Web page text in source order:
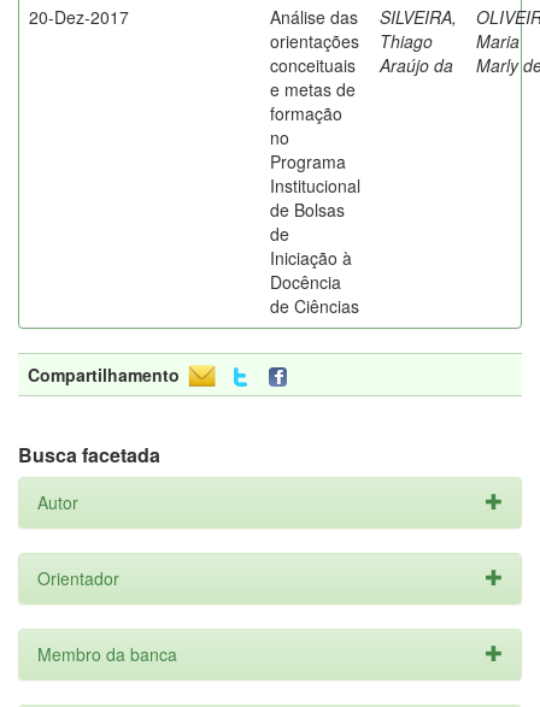
20-Dez-2017
Análise das
orientações
conceituais
e metas de
formação
no
Programa
Institucional
de Bolsas
de
Iniciação à
Docência
de Ciências
SILVEIRA,
Thiago
Araújo da
Maria
Marly
Compartilhamento
Busca facetada
Autor
Orientador
Membro da banca